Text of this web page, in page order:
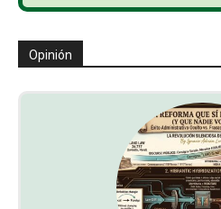
Opinión